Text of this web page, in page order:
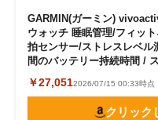
GARMIN(ガーミン)
ウォッチ 睡眠管理/フィッ
拍センサー/ストレスレベル
間のバッテリー持続時間 /
￥27,0512026/07/15 00:33時点
クリック